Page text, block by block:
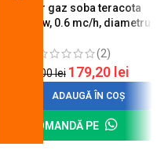
Arzator gaz soba teracota
A600, 6 kw, 0.6 mc/h, diametru
(2)
200,00lei 179,20 lei
ADAUGĂ ÎN COȘ
COMANDĂ PE